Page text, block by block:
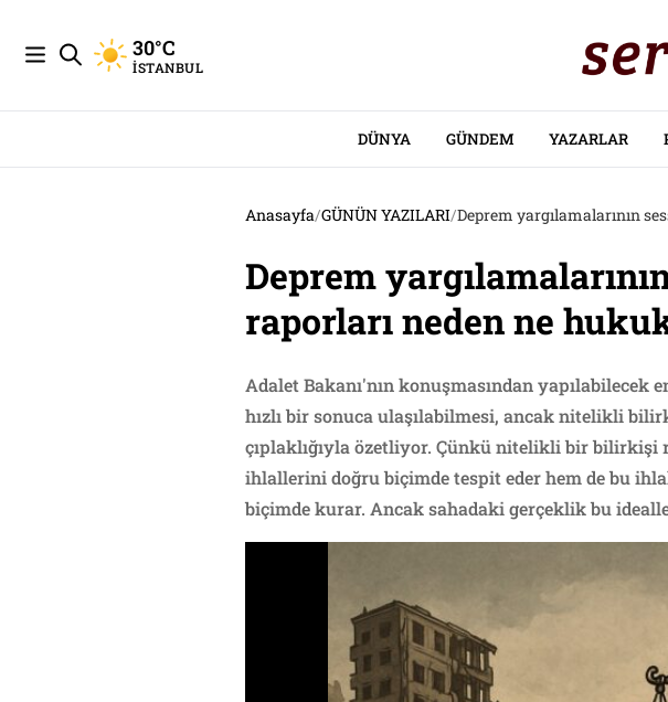
30°C
İSTANBUL
DÜNYA GÜNDEM YAZARLAR
Anasayfa/GÜNÜN YAZILARI/Deprem yargılamalarının
Deprem
raporları neden ne
Adalet Bakanı'nın konuşmasından
hızlı bir sonuca ulaşılabilmesi, ancak nitelikli
çıplaklığıyla özetliyor. Çünkü nitelikli bir
ihlallerini doğru biçimde tespit eder hem de bu
biçimde kurar. Ancak sahadaki gerçeklik bu